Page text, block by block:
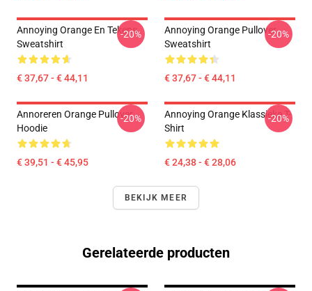
Annoying Orange En Tekens
Sweatshirt
€ 37,67 - € 44,11
-20%
Annoying Orange Pullover
Sweatshirt
€ 37,67 - € 44,11
-20%
Annoreren Orange Pullover
Hoodie
€ 39,51 - € 45,95
-20%
Annoying Orange Klassieke T-
Shirt
€ 24,38 - € 28,06
-20%
BEKIJK MEER
Gerelateerde producten